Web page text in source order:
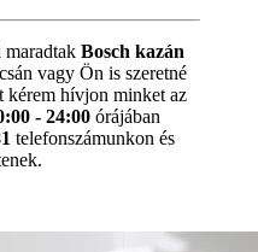
maradtak Bosch kazán
vagy Ön is szeretné
kérem hívjon minket az
- 24:00 órájában
telefonszámunkon és